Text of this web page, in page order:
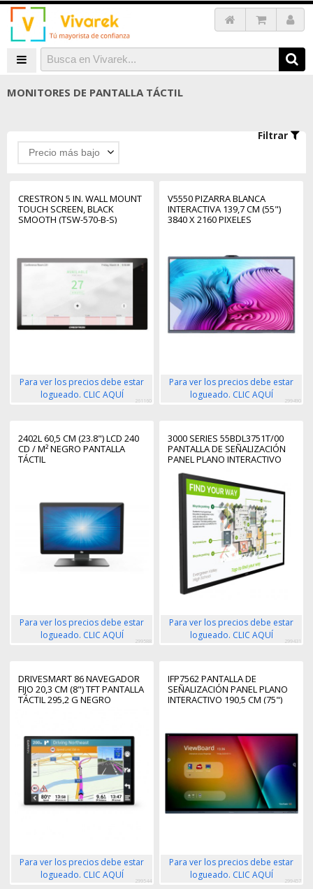
MONITORES DE PANTALLA TÁCTIL
Filtrar
Precio más bajo
CRESTRON 5 IN. WALL MOUNT
TOUCH SCREEN, BLACK
SMOOTH (TSW-570-B-S)
Para ver los precios debe estar
logueado. CLIC AQUÍ
261160
V5550 PIZARRA BLANCA
INTERACTIVA 139,7 CM (55")
3840 X 2160 PIXELES
Para ver los precios debe estar
logueado. CLIC AQUÍ
299490
2402L 60,5 CM (23.8") LCD 240
CD / M² NEGRO PANTALLA
TÁCTIL
Para ver los precios debe estar
logueado. CLIC AQUÍ
299588
3000 SERIES 55BDL3751T/00
PANTALLA DE SEÑALIZACIÓN
PANEL PLANO INTERACTIVO
138,4 CM (54.5") LCD WIFI 450
CD / M² 4K ULTRA HD NEGRO
PANTALLA TÁCTIL
PROCESADOR INCORPORADO
ANDROID
Para ver los precios debe estar
logueado. CLIC AQUÍ
299431
DRIVESMART 86 NAVEGADOR
FIJO 20,3 CM (8") TFT PANTALLA
TÁCTIL 295,2 G NEGRO
Para ver los precios debe estar
logueado. CLIC AQUÍ
299544
IFP7562 PANTALLA DE
SEÑALIZACIÓN PANEL PLANO
INTERACTIVO 190,5 CM (75")
PROCESADOR INCORPORADO
ANDROID
Para ver los precios debe estar
logueado. CLIC AQUÍ
299457